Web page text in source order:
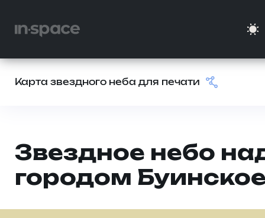
Карта звездного неба для печати
Звездное небо
городом